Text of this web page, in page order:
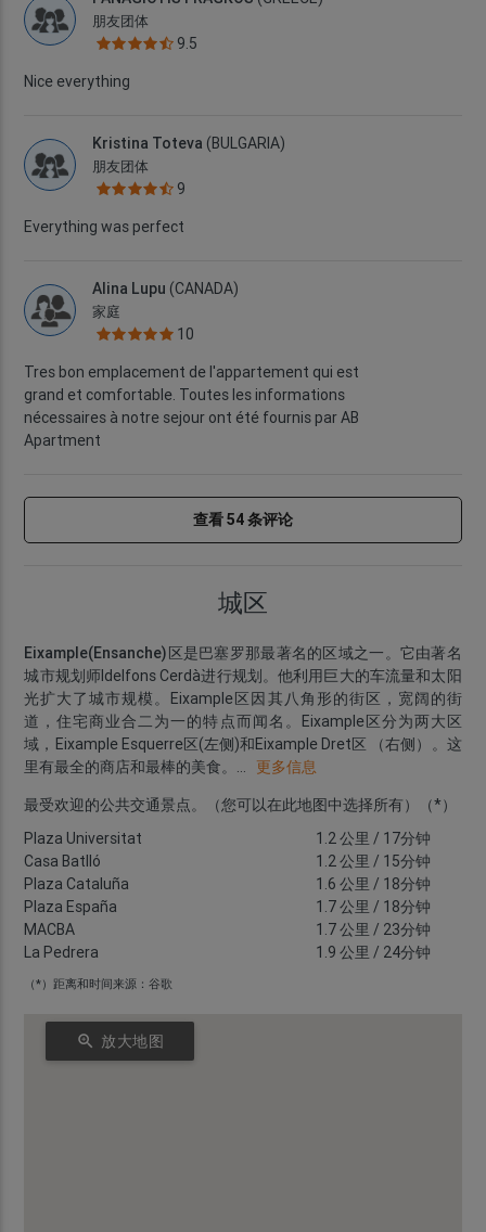
朋友团体
9.5
Nice everything
Kristina Toteva (BULGARIA)
朋友团体
9
Everything was perfect
Alina Lupu (CANADA)
家庭
10
Tres bon emplacement de l'appartement qui est
grand et comfortable. Toutes les informations
nécessaires à notre sejour ont été fournis par AB
Apartment
查看 54 条评论
城区
Eixample(Ensanche)区是巴塞罗那最著名的区域之一。它由著名
城市规划师Idelfons Cerdà进行规划。他利用巨大的车流量和太阳
光扩大了城市规模。Eixample区因其八角形的街区，宽阔的街
道，住宅商业合二为一的特点而闻名。Eixample区分为两大区
域，Eixample Esquerre区(左侧)和Eixample Dret区 （右侧）。这
里有最全的商店和最棒的美食。 ... 更多信息
最受欢迎的公共交通景点。（您可以在此地图中选择所有）（*）
Plaza Universitat
1.2 公里 / 17分钟
Casa Batlló
1.2 公里 / 15分钟
Plaza Cataluña
1.6 公里 / 18分钟
Plaza España
1.7 公里 / 18分钟
MACBA
1.7 公里 / 23分钟
La Pedrera
1.9 公里 / 24分钟
（*）距离和时间来源：谷歌
zoom_in 放大地图